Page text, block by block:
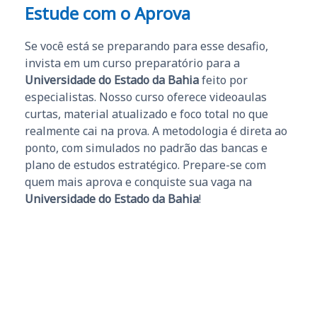
Estude com o Aprova
Se você está se preparando para esse desafio,
invista em um curso preparatório para a
Universidade do Estado da Bahiafeito por
especialistas. Nosso curso oferece videoaulas
curtas, material atualizado e foco total no que
realmente cai na prova. A metodologia é direta ao
ponto, com simulados no padrão das bancas e
plano de estudos estratégico. Prepare-se com
quem mais aprova e conquiste sua vaga na
Universidade do Estado da Bahia!